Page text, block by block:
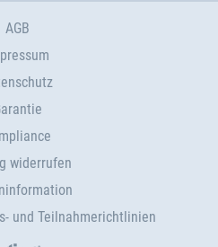
AGB
widerrufen
und Teilnahmerichtlinien